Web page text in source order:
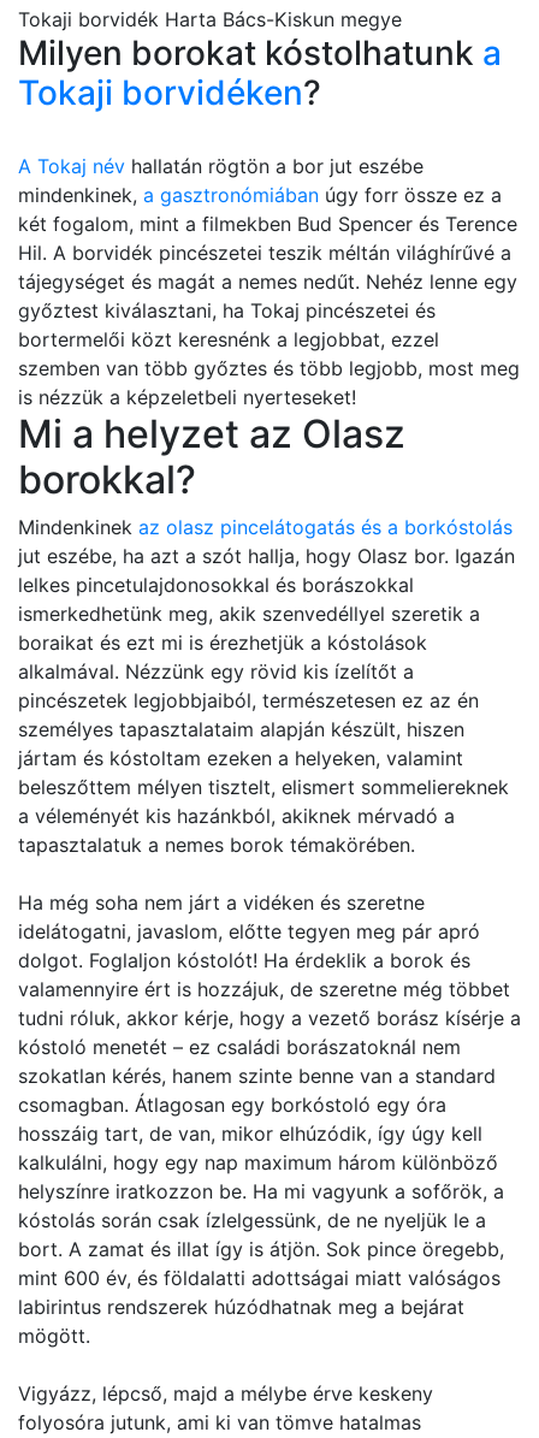
Tokaji borvidék Harta Bács-Kiskun megye
Milyen borokat kóstolhatunk a
Tokaji borvidéken?
A Tokaj név hallatán rögtön a bor jut eszébe
mindenkinek, a gasztronómiában úgy forr össze ez a
két fogalom, mint a filmekben Bud Spencer és Terence
Hil. A borvidék pincészetei teszik méltán világhírűvé a
tájegységet és magát a nemes nedűt. Nehéz lenne egy
győztest kiválasztani, ha Tokaj pincészetei és
bortermelői közt keresnénk a legjobbat, ezzel
szemben van több győztes és több legjobb, most meg
is nézzük a képzeletbeli nyerteseket!
Mi a helyzet az Olasz
borokkal?
Mindenkinek az olasz pincelátogatás és a borkóstolás
jut eszébe, ha azt a szót hallja, hogy Olasz bor. Igazán
lelkes pincetulajdonosokkal és borászokkal
ismerkedhetünk meg, akik szenvedéllyel szeretik a
boraikat és ezt mi is érezhetjük a kóstolások
alkalmával. Nézzünk egy rövid kis ízelítőt a
pincészetek legjobbjaiból, természetesen ez az én
személyes tapasztalataim alapján készült, hiszen
jártam és kóstoltam ezeken a helyeken, valamint
beleszőttem mélyen tisztelt, elismert sommeliereknek
a véleményét kis hazánkból, akiknek mérvadó a
tapasztalatuk a nemes borok témakörében.
Ha még soha nem járt a vidéken és szeretne
idelátogatni, javaslom, előtte tegyen meg pár apró
dolgot. Foglaljon kóstolót! Ha érdeklik a borok és
valamennyire ért is hozzájuk, de szeretne még többet
tudni róluk, akkor kérje, hogy a vezető borász kísérje a
kóstoló menetét – ez családi borászatoknál nem
szokatlan kérés, hanem szinte benne van a standard
csomagban. Átlagosan egy borkóstoló egy óra
hosszáig tart, de van, mikor elhúzódik, így úgy kell
kalkulálni, hogy egy nap maximum három különböző
helyszínre iratkozzon be. Ha mi vagyunk a sofőrök, a
kóstolás során csak ízlelgessünk, de ne nyeljük le a
bort. A zamat és illat így is átjön. Sok pince öregebb,
mint 600 év, és földalatti adottságai miatt valóságos
labirintus rendszerek húzódhatnak meg a bejárat
mögött.
Vigyázz, lépcső, majd a mélybe érve keskeny
folyosóra jutunk, ami ki van tömve hatalmas